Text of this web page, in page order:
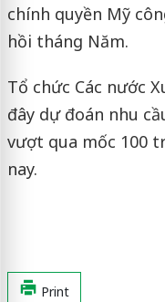
chính quyền Mỹ
hồi tháng Năm.
Tổ chức Các nước
đây dự đoán nhu
vượt qua mốc 100
nay.
Print